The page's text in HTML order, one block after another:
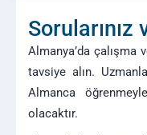
Sorularınız
Almanya’da çalışma
tavsiye alın.
Almanca
olacaktır.